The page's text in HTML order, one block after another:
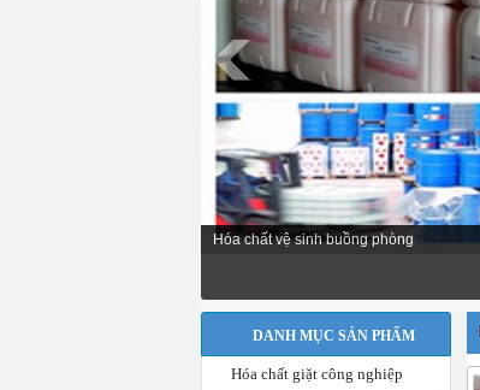
Hóa chất vệ sinh buồng phòng
DANH MỤC SẢN PHẨM
Hóa chất giặt công nghiệp